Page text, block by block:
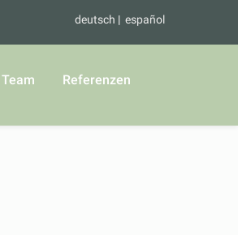
deutsch español
Team Referenzen